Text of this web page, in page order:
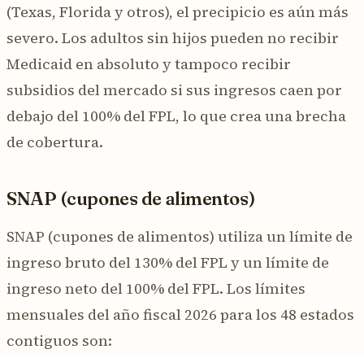
(Texas, Florida y otros), el precipicio es aún más
severo. Los adultos sin hijos pueden no recibir
Medicaid en absoluto y tampoco recibir
subsidios del mercado si sus ingresos caen por
debajo del 100% del FPL, lo que crea una brecha
de cobertura.
SNAP (cupones de alimentos)
SNAP (cupones de alimentos) utiliza un límite de
ingreso bruto del 130% del FPL y un límite de
ingreso neto del 100% del FPL. Los límites
mensuales del año fiscal 2026 para los 48 estados
contiguos son: